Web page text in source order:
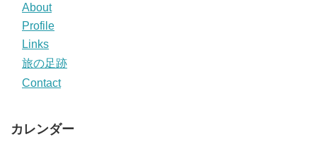
About
Profile
Links
旅の足跡
Contact
カレンダー